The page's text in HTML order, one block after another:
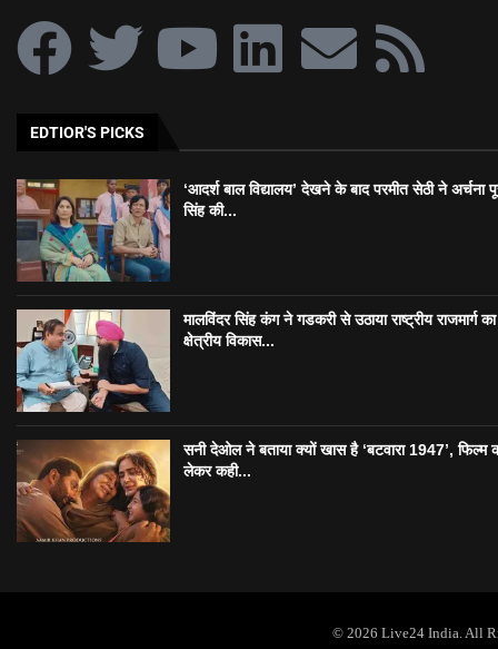
EDTIOR'S PICKS
‘आदर्श बाल विद्यालय’ देखने के बाद परमीत सेठी ने अर्चना
सिंह की...
मालविंदर सिंह कंग ने गडकरी से उठाया राष्ट्रीय राजमार्ग का
क्षेत्रीय विकास...
सनी देओल ने बताया क्यों खास है ‘बटवारा 1947’, फिल्म
लेकर कही...
© 2026 Live24 India. All